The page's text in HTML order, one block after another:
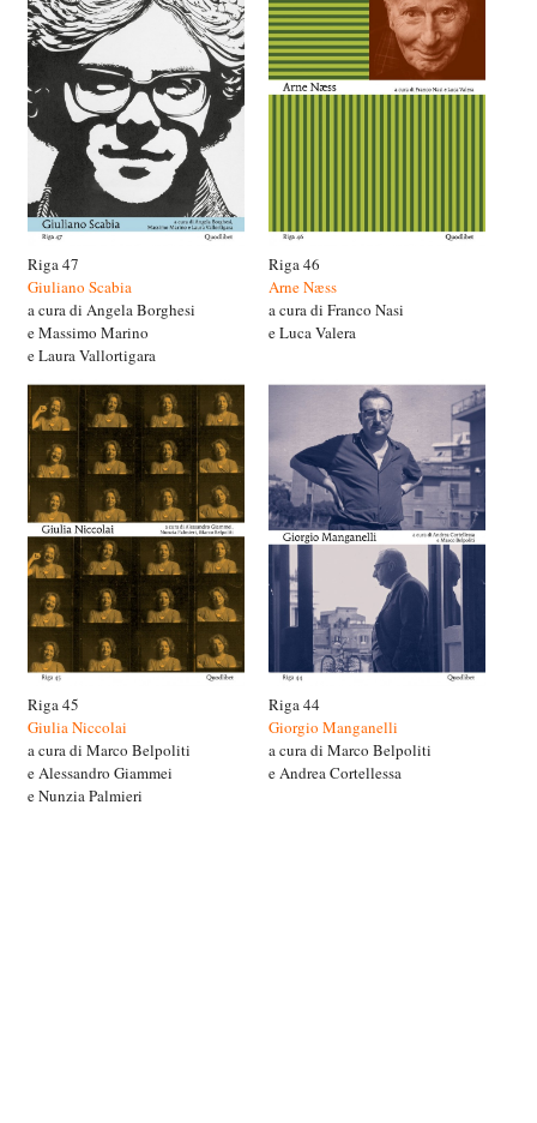
Riga 47
Giuliano Scabia
a cura di Angela Borghesi
e Massimo Marino
e Laura Vallortigara
Riga 46
Arne Næss
a cura di Franco Nasi
e Luca Valera
Riga 45
Giulia Niccolai
a cura di Marco Belpoliti
e Alessandro Giammei
e Nunzia Palmieri
Riga 44
Giorgio Manganelli
a cura di Marco Belpoliti
e Andrea Cortellessa